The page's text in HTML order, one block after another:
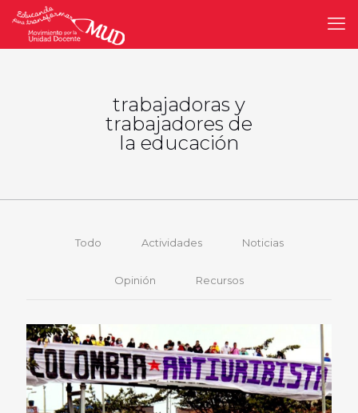
trabajadoras y
trabajadores de
la educación
Todo Actividades Noticias
Opinión Recursos